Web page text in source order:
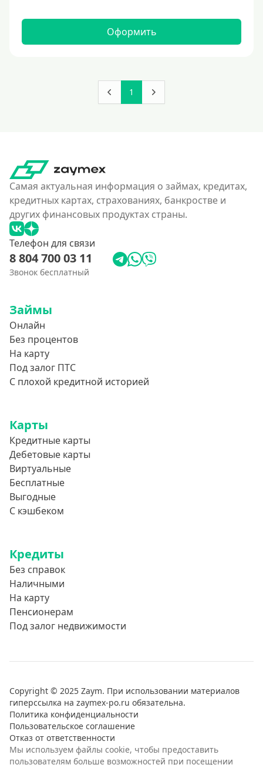
Оформить
1
Самая актуальная информация о займах, кредитах,
кредитных картах, страхованиях, банкростве и
других финансовых продуктах страны.
Телефон для связи
8 804 700 03 11
Звонок бесплатный
Займы
Онлайн
Без процентов
На карту
Под залог ПТС
С плохой кредитной историей
Карты
Кредитные карты
Дебетовые карты
Виртуальные
Бесплатные
Выгодные
С кэшбеком
Кредиты
Без справок
Наличными
На карту
Пенсионерам
Под залог недвижимости
Copyright © 2025 Zaym. При использовании материалов
гиперссылка на zaymex-po.ru обязательна.
Политика конфиденциальности
Пользовательское соглашение
Отказ от ответственности
Мы используем файлы cookie, чтобы предоставить
пользователям больше возможностей при посещении